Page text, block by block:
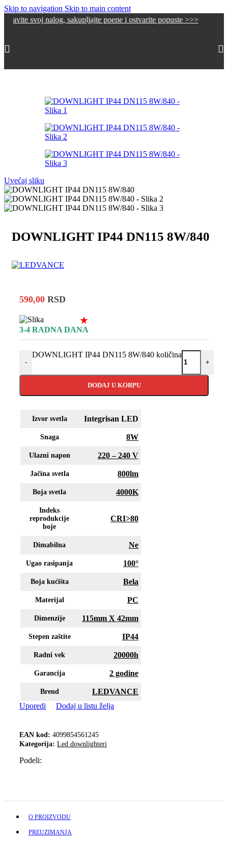
Skip to navigation Skip to main content
nalog, sakupljajte poene i ostvarite popuste >>>
Uvećaj sliku
DOWNLIGHT IP44 DN115 8W/840
590,00 RSD
★
3-4 RADNA DANA
-
DOWNLIGHT IP44 DN115 8W/840 količina
+
DODAJ U KORPU
Izvor svetla Integrisan LED
Snaga 8W
Ulazni napon 220 – 240 V
Jačina svetla 800lm
Boja svetla 4000K
Indeks
reprodukcije
boje
CRI>80
Dimabilna Ne
Ugao rasipanja 100°
Boja kućišta Bela
Materijal PC
Dimenzije 115mm X 42mm
Stepen zaštite IP44
Radni vek 20000h
Garancija 2 godine
Brend
LEDVANCE
Uporedi
Dodaj u listu želja
EAN kod: 4099854561245
Kategorija: Led downlighteri
Podeli:
O PROIZVODU
PREUZIMANJA